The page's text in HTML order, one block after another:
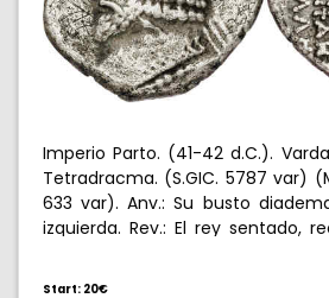
Imperio Parto. (41-42 d.C.).
Tetradracma. (S.GIC. 5787 var)
633 var). Anv.: Su busto
izquierda. Rev.: El rey sentado,
alrededor leyenda formalizada.
Start: 20€